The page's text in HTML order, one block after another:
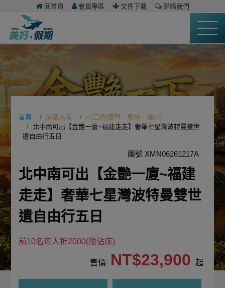
回首頁 會員專區 文件下載 聯絡我們
首頁 港澳大陸
小三通(廈門、泉州、福州)
北中南可出【金艷一廈~福建走走】奢華七星灣波特曼雙世
遺自由行五日
團號 XMN06261217A
北中南可出【金艷一廈~福建
走走】奢華七星灣波特曼雙世
遺自由行五日
前10名每人折2000(限佔床)
售價NT$23,900 起